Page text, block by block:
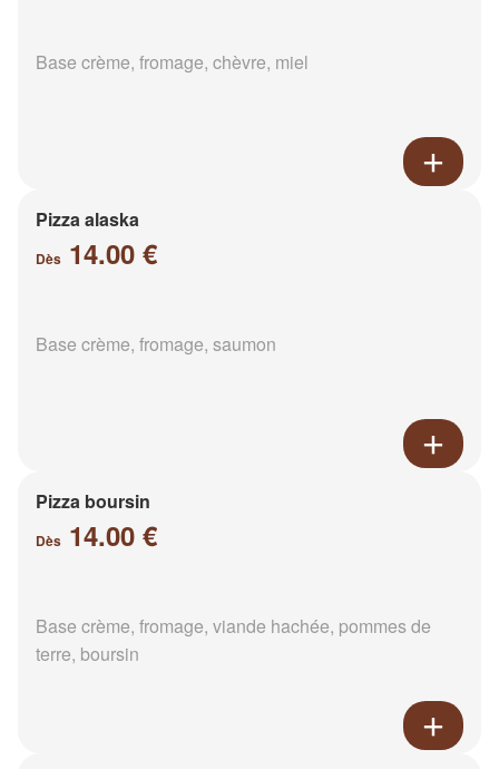
Base crème, fromage, chèvre, miel
Pizza alaska
Dès 14.00 €
Base crème, fromage, saumon
Pizza boursin
Dès 14.00 €
Base crème, fromage, viande hachée, pommes de
terre, boursin